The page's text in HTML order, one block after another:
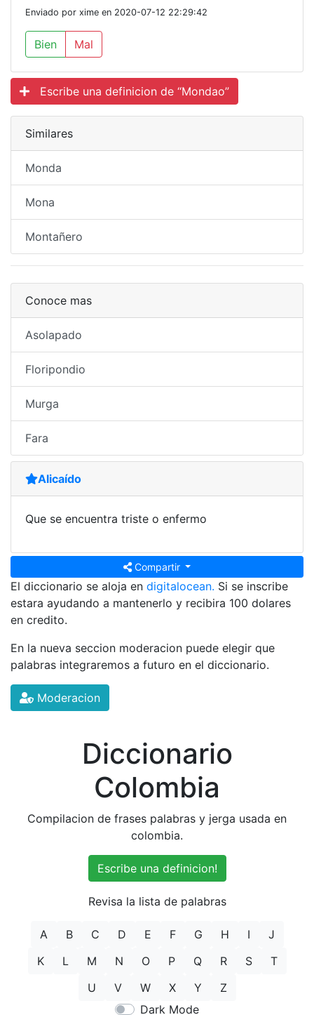
Enviado por xime en 2020-07-12 22:29:42
Bien Mal
Escribe una definicion de “Mondao”
Similares
Monda
Mona
Montañero
Conoce mas
Asolapado
Floripondio
Murga
Fara
Alicaído
Que se encuentra triste o enfermo
Compartir
El diccionario se aloja en digitalocean. Si se inscribe
estara ayudando a mantenerlo y recibira 100 dolares
en credito.
En la nueva seccion moderacion puede elegir que
palabras integraremos a futuro en el diccionario.
Moderacion
Diccionario
Colombia
Compilacion de frases palabras y jerga usada en
colombia.
Escribe una definicion!
Revisa la lista de palabras
A B C D E F G H I
J
K
L M N O P Q R S
T
U
V W X Y
Z
Dark Mode